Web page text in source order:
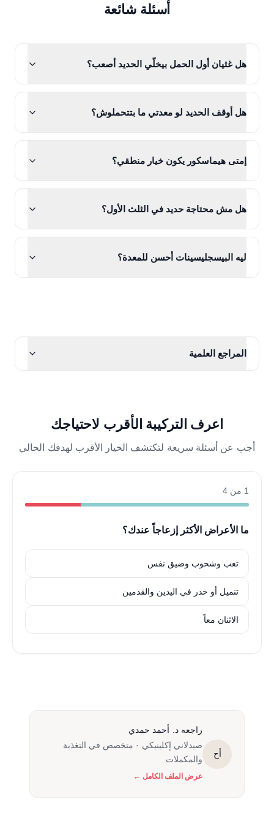
أسئلة شائعة
هل غثيان أول الحمل بيخلّي الحديد أصعب؟
هل أوقف الحديد لو معدتي ما بتتحملوش؟
إمتى هيماسكور يكون خيار منطقي؟
هل مش محتاجة حديد في الثلث الأول؟
ليه البيسجليسينات أحسن للمعدة؟
المراجع العلمية
اعرف التركيبة الأقرب لاحتياجك
أجب عن أسئلة سريعة لتكتشف الخيار الأقرب لهدفك الحالي
1 من 4
ما الأعراض الأكثر إزعاجاً عندك؟
تعب وشحوب وضيق نفس
تنميل أو خدر في اليدين والقدمين
الاثنان معاً
أح
راجعه د. أحمد حمدي
صيدلاني إكلينيكي · متخصص في التغذية
والمكملات
عرض الملف الكامل ←